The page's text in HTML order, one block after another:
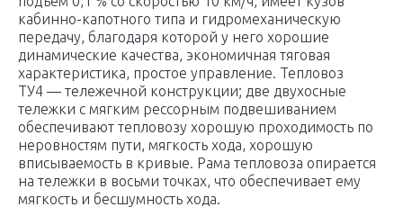
кабинно-капотного типа и гидромеханическую
передачу, благодаря которой у него хорошие
динамические качества, экономичная тяговая
характеристика, простое управление. Тепловоз
ТУ4 — тележечной конструкции; две двухосные
тележки с мягким рессорным подвешиванием
обеспечивают тепловозу хорошую проходимость по
неровностям пути, мягкость хода, хорошую
вписываемость в кривые. Рама тепловоза опирается
на тележки в восьми точках, что обеспечивает ему
мягкость и бесшумность хода.